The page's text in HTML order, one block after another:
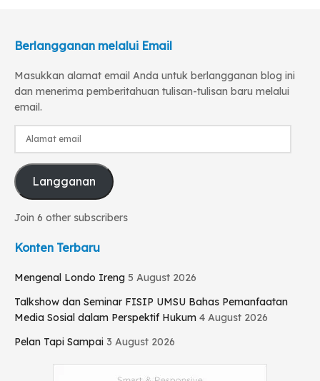
Berlangganan melalui Email
Masukkan alamat email Anda untuk berlangganan blog ini
dan menerima pemberitahuan tulisan-tulisan baru melalui
email.
Alamat
Langganan
Join 6 other subscribers
Konten Terbaru
Mengenal Londo Ireng 5 August 2026
Talkshow dan Seminar FISIP UMSU Bahas Pemanfaatan
Media Sosial dalam Perspektif Hukum 4 August 2026
Pelan Tapi Sampai 3 August 2026